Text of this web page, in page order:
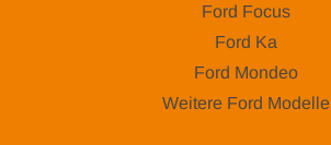
Ford Focus
Ford Ka
Ford Mondeo
Weitere Ford Modelle